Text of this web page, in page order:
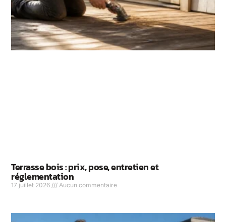
Terrasse bois : prix, pose, entretien et
réglementation
17 juillet 2026 Aucun commentaire